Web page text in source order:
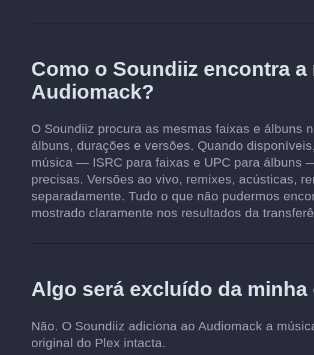
Como o Soundiiz encontra
Audiomack?
O Soundiiz procura as mesmas faixas e álbuns
álbuns, durações e versões. Quando
música — ISRC para faixas e UPC para álbuns
precisas. Versões ao vivo, remixes, acústicas,
separadamente. Tudo o que não pudermos
mostrado claramente nos resultados da
Algo será excluído da
Não. O Soundiiz adiciona ao Audiomack a
original do Plex intacta.